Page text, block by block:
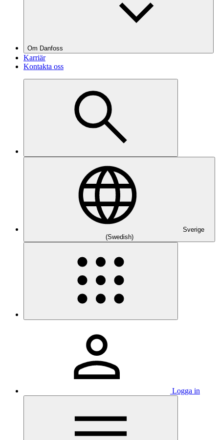
Om Danfoss
Karriär
Kontakta oss
Sverige
(Swedish)
Logga in